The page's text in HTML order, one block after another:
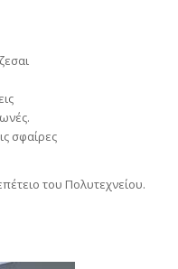
σφαίρες
του Πολυτεχνείου.